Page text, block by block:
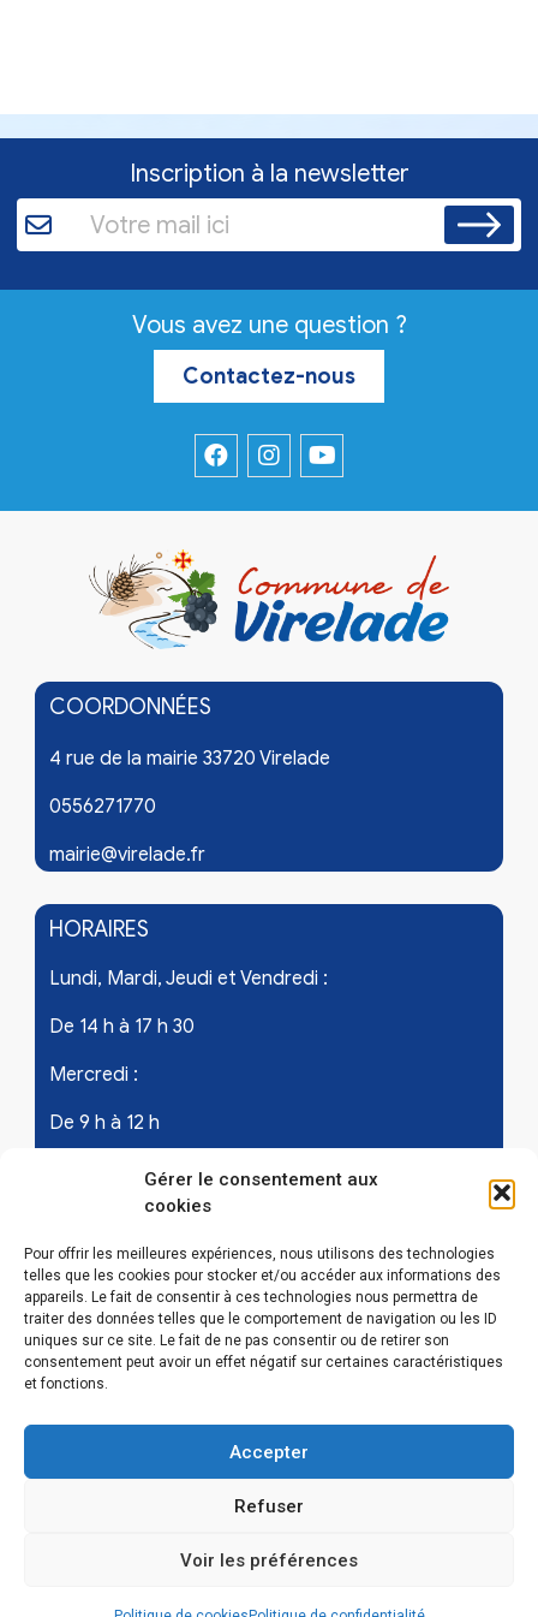
Gérer le consentement aux
cookies
Pour offrir les meilleures expériences, nous utilisons des technologies
telles que les cookies pour stocker et/ou accéder aux informations des
appareils. Le fait de consentir à ces technologies nous permettra de
traiter des données telles que le comportement de navigation ou les ID
uniques sur ce site. Le fait de ne pas consentir ou de retirer son
consentement peut avoir un effet négatif sur certaines caractéristiques
et fonctions.
Accepter
Refuser
Voir les préférences
Inscription à la newsletter
Vous avez une question ?
Contactez-nous
COORDONNÉES
4 rue de la mairie 33720 Virelade
0556271770
mairie@virelade.fr
HORAIRES
Lundi, Mardi, Jeudi et Vendredi :
De 14 h à 17 h 30
Mercredi :
De 9 h à 12 h
Samedi - les 1er et 3ème de chaque mois :
De 9 h à 12 h
LIENS UTILES
Mentions légales
Politique de confidentialité
Politique de cookies (EU)